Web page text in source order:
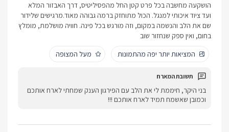
הושקעה מחשבה בכל פרט קטן החל מהפסיליטיס, דרך האבזור המלא
ועד ציוד איכותי למנגל. הכול מתוחזק ברמה גבוהה מאוד.מרגישים שלידור
שם את הלב והנשמה במקום, וזה מורגש בכל פינה. חוויה מושלמת, מומלץ
בחום, ואין ספק שנחזור שוב
המציאות יותר יפה מהתמונות
מעל המצופה
בני היקר, חיממת לי את הלב עם הפירגון הענק שמחתי לארח אותכם
וכמובן שאשמח תמיד לארח אותכם !!!